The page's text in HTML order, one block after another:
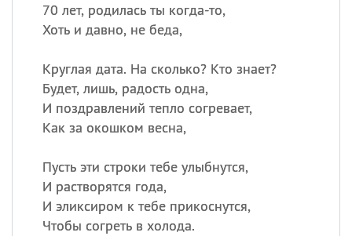
70 лет, родилась ты когда-то,
Хоть и давно, не беда,
Круглая дата. На сколько? Кто знает?
Будет, лишь, радость одна,
И поздравлений тепло согревает,
Как за окошком весна,
Пусть эти строки тебе улыбнутся,
И растворятся года,
И эликсиром к тебе прикоснутся,
Чтобы согреть в холода.